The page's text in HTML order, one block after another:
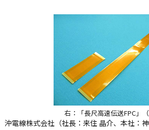
右：「長尺高速伝送FPC」（
沖電線株式会社（社長：来住 晶介、本社：